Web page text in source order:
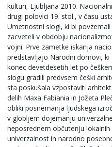
kulturi, Ljubljana 2010.
drugi polovici 19. stol., v času
Umetnostni slogi, ki bi
zacveteli v obdobju
vojni. Prve zametke iskanja
predstavljajo Narodni domovi,
konec devetdesetih let po
slogu gradili predvsem češki
sta poskušala vzpostaviti
delih Maxa Fabiania in Jožeta
obliki posnemanja ljudskega
v globljem dojemanju
neposrednem občutenju
univerzalnost in narodno